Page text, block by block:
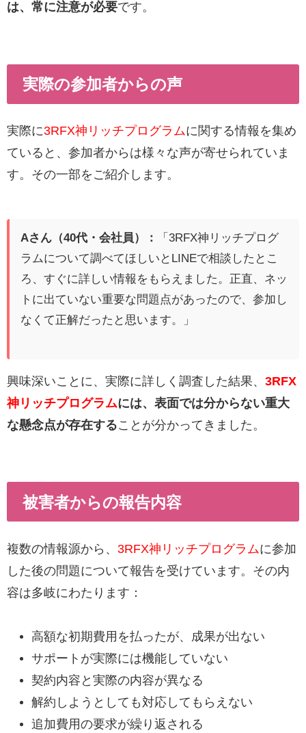
は、常に注意が必要です。
実際の参加者からの声
実際に3RFX神リッチプログラムに関する情報を集め
ていると、参加者からは様々な声が寄せられていま
す。その一部をご紹介します。
Aさん（40代・会社員）：
「3RFX神リッチプログ
ラムについて調べてほしいとLINEで相談したとこ
ろ、すぐに詳しい情報をもらえました。正直、ネッ
トに出ていない重要な問題点があったので、参加し
なくて正解だったと思います。」
興味深いことに、実際に詳しく調査した結果、 3RFX
神リッチプログラムには、表面では分からない重大
な懸念点が存在する ことが分かってきました。
被害者からの報告内容
複数の情報源から、 3RFX神リッチプログラムに参加
した後の問題について報告を受けています。その内
容は多岐にわたります：
高額な初期費用を払ったが、成果が出ない
サポートが実際には機能していない
契約内容と実際の内容が異なる
解約しようとしても対応してもらえない
追加費用の要求が繰り返される